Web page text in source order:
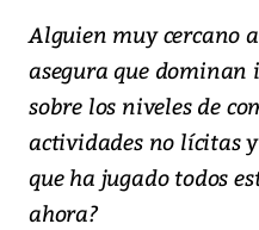
Alguien muy cercano
asegura que dominan
sobre los niveles de
actividades no lícitas
que ha jugado todos
ahora?